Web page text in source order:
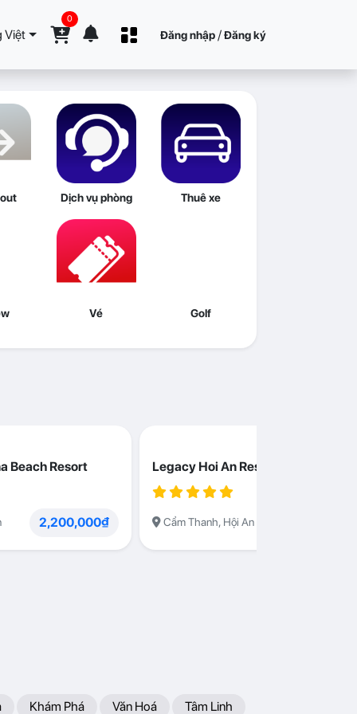
Việt
0
Đăng nhập /Đăng ký
Dịch vụ phòng Thuê xe
Vé Golf
Beach Resort
2,200,000₫
Legacy Hoi An Resort
Cẩm Thanh, Hội An
Khám Phá Văn Hoá
Tâm Linh